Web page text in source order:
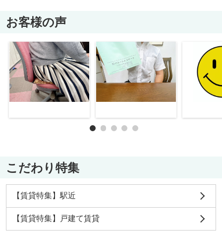
お客様の声
こだわり特集
【賃貸特集】駅近
【賃貸特集】戸建て賃貸